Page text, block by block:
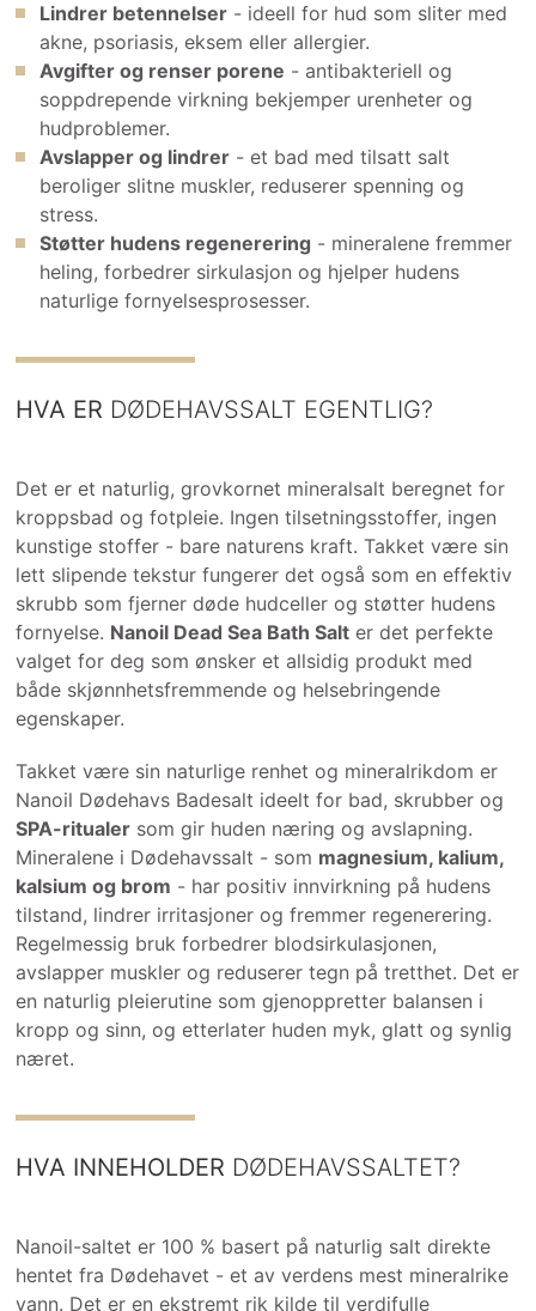
Lindrer betennelser - ideell for hud som sliter med
akne, psoriasis, eksem eller allergier.
Avgifter og renser porene - antibakteriell og
soppdrepende virkning bekjemper urenheter og
hudproblemer.
Avslapper og lindrer - et bad med tilsatt salt
beroliger slitne muskler, reduserer spenning og
stress.
Støtter hudens regenerering - mineralene fremmer
heling, forbedrer sirkulasjon og hjelper hudens
naturlige fornyelsesprosesser.
HVA ER DØDEHAVSSALT EGENTLIG?
Det er et naturlig, grovkornet mineralsalt beregnet for
kroppsbad og fotpleie. Ingen tilsetningsstoffer, ingen
kunstige stoffer - bare naturens kraft. Takket være sin
lett slipende tekstur fungerer det også som en effektiv
skrubb som fjerner døde hudceller og støtter hudens
fornyelse. Nanoil Dead Sea Bath Salt er det perfekte
valget for deg som ønsker et allsidig produkt med
både skjønnhetsfremmende og helsebringende
egenskaper.
Takket være sin naturlige renhet og mineralrikdom er
Nanoil Dødehavs Badesalt ideelt for bad, skrubber og
SPA-ritualer som gir huden næring og avslapning.
Mineralene i Dødehavssalt - som magnesium, kalium,
kalsium og brom - har positiv innvirkning på hudens
tilstand, lindrer irritasjoner og fremmer regenerering.
Regelmessig bruk forbedrer blodsirkulasjonen,
avslapper muskler og reduserer tegn på tretthet. Det er
en naturlig pleierutine som gjenoppretter balansen i
kropp og sinn, og etterlater huden myk, glatt og synlig
næret.
HVA INNEHOLDER DØDEHAVSSALTET?
Nanoil-saltet er 100 % basert på naturlig salt direkte
hentet fra Dødehavet - et av verdens mest mineralrike
vann. Det er en ekstremt rik kilde til verdifulle